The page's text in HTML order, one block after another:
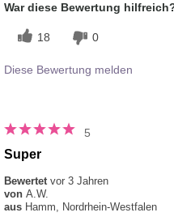
War diese Bewertung
18 0
Diese Bewertung melden
5
Super
Bewertet vor 3 Jahren
von A.W.
aus Hamm, Nordrhein-Westfalen